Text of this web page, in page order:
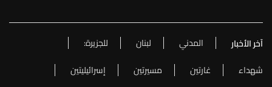
آخر الأخبار المدني لبنان
للجزيرة:
شهداء
غارتين مسيرتين
إسرائيليتين